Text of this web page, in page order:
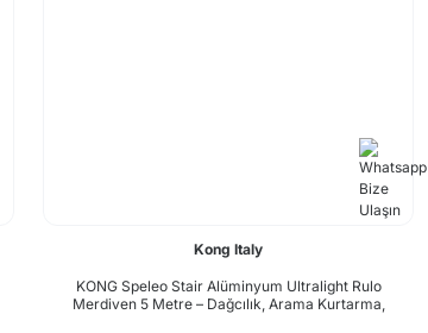
Kong Italy
KONG Speleo Stair Alüminyum Ultralight Rulo
Merdiven 5 Metre – Dağcılık, Arama Kurtarma,